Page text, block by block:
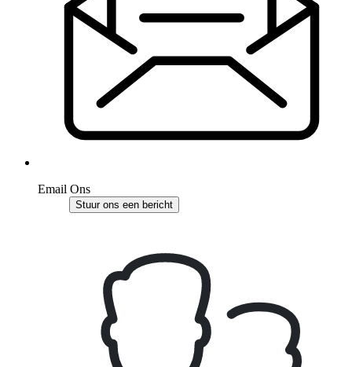
Email Ons
Stuur ons een bericht